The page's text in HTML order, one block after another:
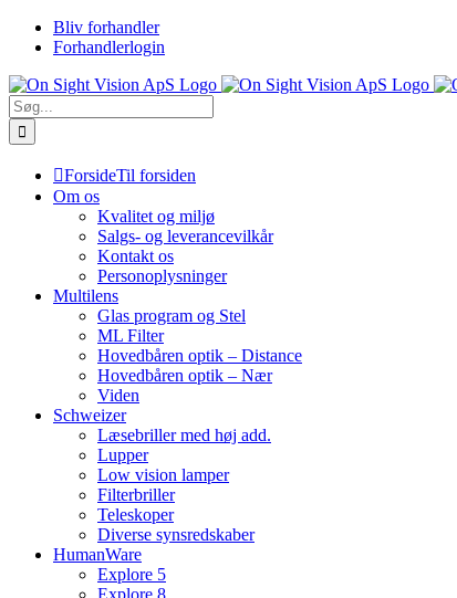
Skip
Bliv forhandler
Forhandlerlogin
Søg
efter:
ForsideTil forsiden
Om os
Kvalitet og miljø
Salgs- og leverancevilkår
Kontakt os
Personoplysninger
Multilens
Glas program og Stel
ML Filter
Hovedbåren optik – Distance
Hovedbåren optik – Nær
Viden
Schweizer
Læsebriller med høj add.
Lupper
Low vision lamper
Filterbriller
Teleskoper
Diverse synsredskaber
HumanWare
Explore 5
Explore 8